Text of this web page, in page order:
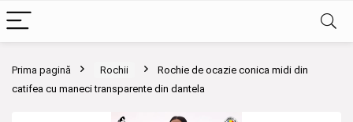
Prima pagină Rochii
Rochie de ocazie conica midi din
catifea cu maneci transparente din dantela